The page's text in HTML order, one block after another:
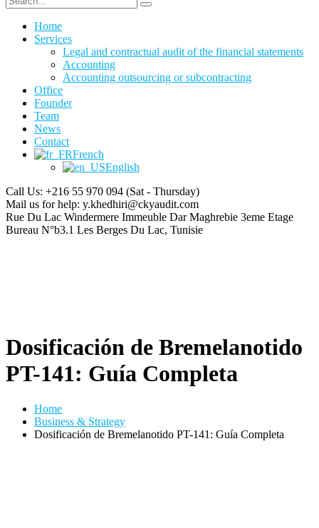
Home
Services
Legal and contractual audit of the financial statements
Accounting
Accounting outsourcing or subcontracting
Office
Founder
Team
News
Contact
French
English
Call Us: +216 55 970 094 (Sat - Thursday)
Mail us for help: y.khedhiri@ckyaudit.com
Rue Du Lac Windermere Immeuble Dar Maghrebie 3eme Etage
Bureau N°b3.1 Les Berges Du Lac, Tunisie
Dosificación de Bremelanotido
PT-141: Guía Completa
Home
Business & Strategy
Dosificación de Bremelanotido PT-141: Guía Completa